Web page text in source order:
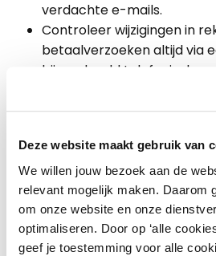
Deze website maakt gebruik van
We willen jouw bezoek aan de
relevant mogelijk maken. Daarom
om onze website en onze
optimaliseren. Door op ‘alle
geef je toestemming voor alle
verdachte e-mails.
Controleer wijzigingen in
betaalverzoeken altijd via
bijvoorbeeld telefonisch.
Samen digitaal
INretail werkt samen met
weg met branchegerichte
trainingen voor ondernemers
en concrete hulpmiddelen
weerbaarheid te vergroten.